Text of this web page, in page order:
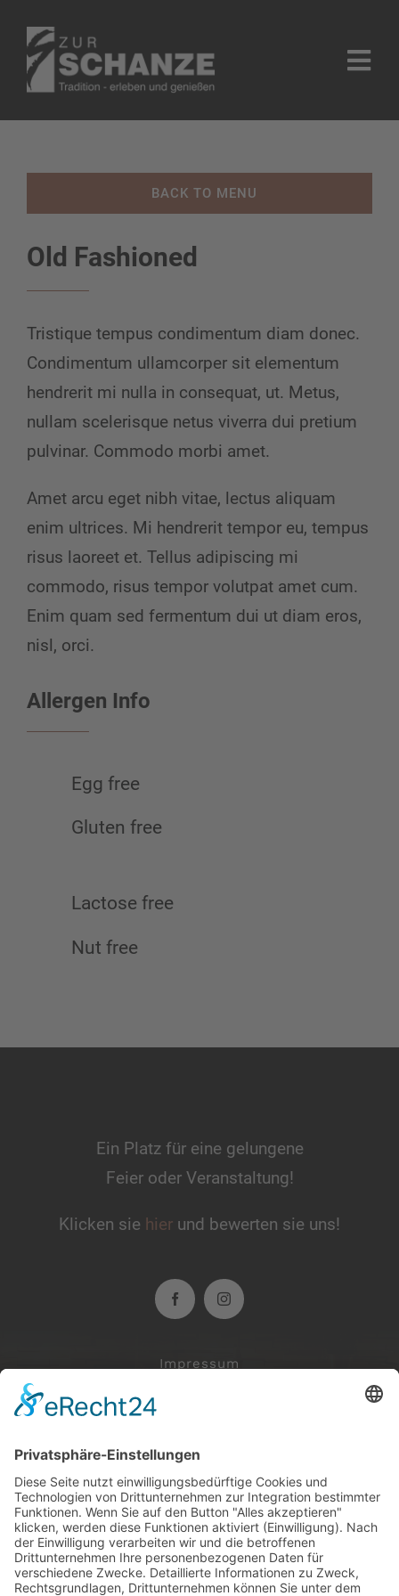
Inhalt
springen
FAQ’s
Impressum
BACK TO MENU
Old Fashioned
Tristique tempus condimentum diam donec.
Condimentum ullamcorper sit elementum
hendrerit mi nulla in consequat, ut. Metus,
nullam scelerisque netus viverra dui pretium
pulvinar. Commodo morbi amet.
Amet arcu eget nibh vitae, lectus aliquam
enim ultrices. Mi hendrerit tempor eu, tempus
risus laoreet et. Tellus adipiscing mi
commodo, risus tempor volutpat amet cum.
Enim quam sed fermentum dui ut diam eros,
nisl, orci.
Allergen Info
Egg free
Gluten free
Lactose free
Nut free
Ein Platz für eine gelungene
Feier oder Veranstaltung!
Klicken sie hier und bewerten sie uns!
Impressum
Mi: 18.00 bis Ende
Do: 18.00 bis Ende
Fr: 17.00 bis Ende
Sa: 17.00 bis Ende